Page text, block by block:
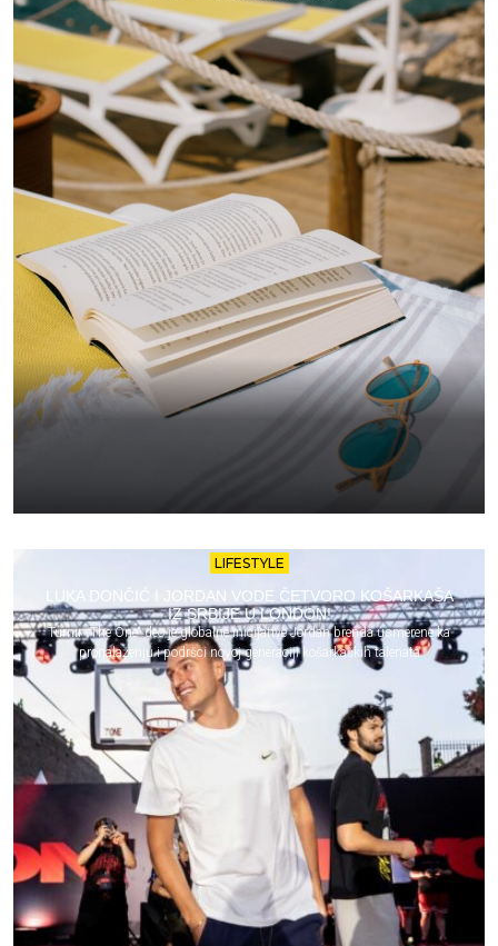
LIFESTYLE
LUKA DONČIĆ I JORDAN VODE ČETVORO KOŠARKAŠA
IZ SRBIJE U LONDON!
Turnir „The One“ deo je globalne inicijative Jordan brenda usmerene ka
pronalaženju i podršci novoj generaciji košarkaških talenata